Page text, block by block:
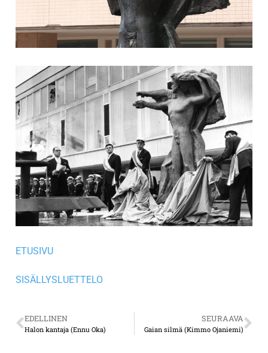
ETUSIVU
SISÄLLYSLUETTELO
EDELLINEN
Halon kantaja (Ennu Oka)
SEURAAVA
Gaian silmä (Kimmo Ojaniemi)